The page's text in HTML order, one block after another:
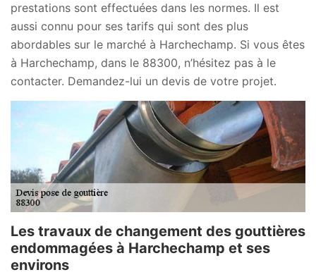
prestations sont effectuées dans les normes. Il est
aussi connu pour ses tarifs qui sont des plus
abordables sur le marché à Harchechamp. Si vous êtes
à Harchechamp, dans le 88300, n’hésitez pas à le
contacter. Demandez-lui un devis de votre projet.
Les travaux de changement des gouttières
endommagées à Harchechamp et ses
environs